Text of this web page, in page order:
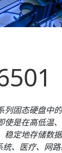
列固态硬盘中
使是在高低温
稳定地存储数
统、医疗、网